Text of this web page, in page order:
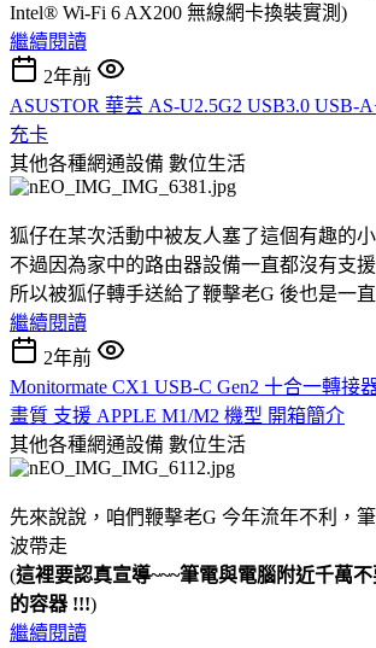
Intel® Wi-Fi 6 AX200 無線網卡換裝實測)
繼續閱讀
2年前
ASUSTOR 華芸 AS-U2.5G2 USB3.0 USB-
充卡
其他各種網通設備 數位生活
狐仔在某次活動中被友人塞了這個有趣的
不過因為家中的路由器設備一直都沒有支
所以被狐仔轉手送給了鞭擊老G 後也是一
繼續閱讀
2年前
Monitormate CX1 USB-C Gen2 十合一轉接
畫質 支援 APPLE M1/M2 機型 開箱簡介
其他各種網通設備 數位生活
先來說說，咱們鞭擊老G 今年流年不利，
波帶走
(這裡要認真宣導~~~筆電與電腦附近千萬
的容器 !!!)
繼續閱讀